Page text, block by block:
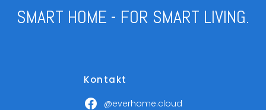
SMART HOME - FOR SMART LIVING.
Kontakt
@everhome.cloud